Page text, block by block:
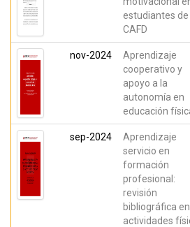
estudiantes de
CAFD
nov-2024
Aprendizaje
cooperativo y
apoyo a la
autonomía en
educación
sep-2024
Aprendizaje
servicio en
formación
profesional:
revisión
bibliográfica en
actividades